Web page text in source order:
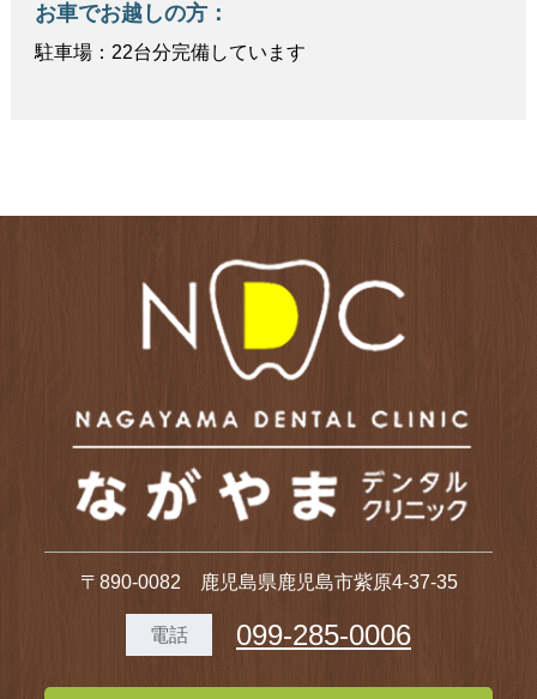
お車でお越しの方：
駐車場：22台分完備しています
〒890-0082 鹿児島県鹿児島市紫原4-37-35
電話 099-285-0006